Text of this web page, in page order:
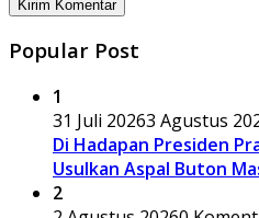
Popular Post
1
31 Juli 20263 Agustus
Di Hadapan Presiden
Usulkan Aspal Buton
2